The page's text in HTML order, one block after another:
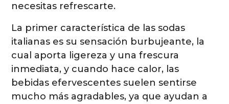
necesitas refrescarte.
La primer característica de las sodas
italianas es su sensación burbujeante, la
cual aporta ligereza y una frescura
inmediata, y cuando hace calor, las
bebidas efervescentes suelen sentirse
mucho más agradables, ya que ayudan a